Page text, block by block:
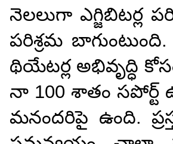
నెలలుగా ఎగ్జిబిటర్ల
పరిశ్రమ
థియేటర్ల అభివృద్ధి
నా 100 శాతం సపోర్ట్
మనందరిపై ఉంది.